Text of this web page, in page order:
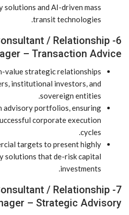
and AI-driven mass
transit technologies.
/ Relationship
– Transaction Advice
value strategic relationships
institutional investors, and
sovereign entities.
advisory portfolios, ensuring
corporate execution
cycles.
targets to present highly
solutions that de-risk capital
investments.
/ Relationship
– Strategic Advisory